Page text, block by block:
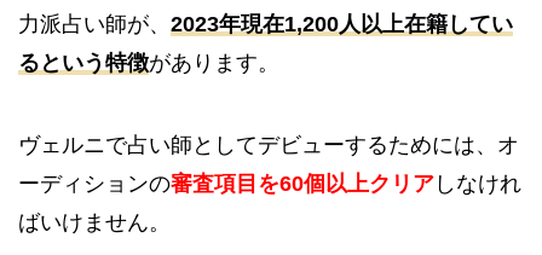
力派占い師が、 2023年現在1,200人以上在籍してい
るという特徴があります。
ヴェルニで占い師としてデビューするためには、オ
ーディションの審査項目を60個以上クリア しなけれ
ばいけません。